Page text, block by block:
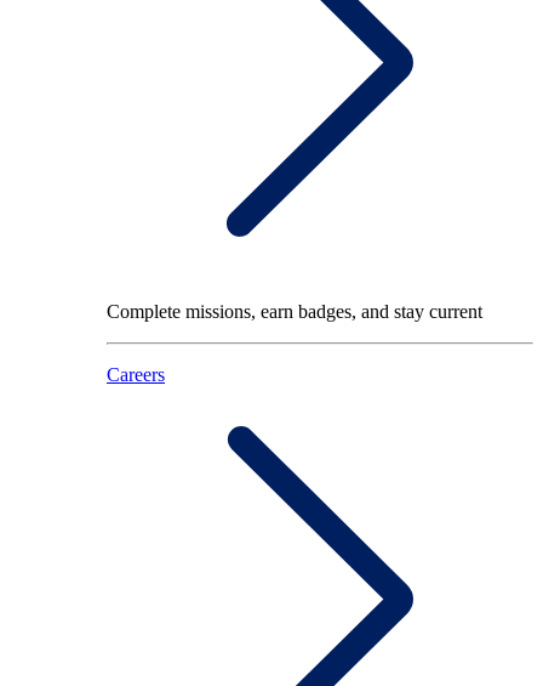
Complete missions, earn badges, and stay current
Careers